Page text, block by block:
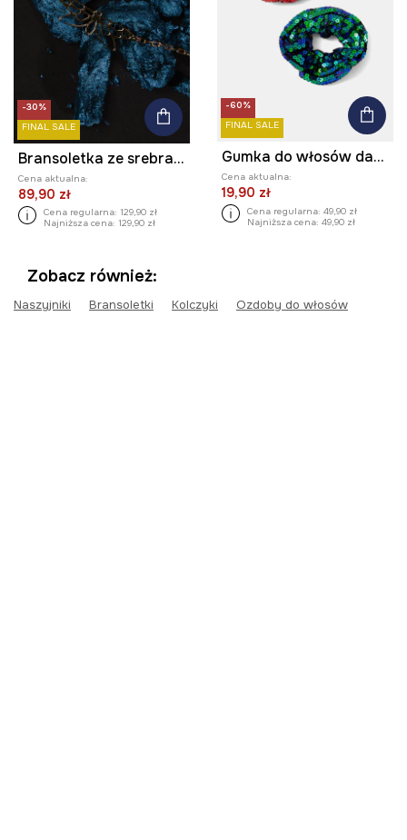
-30%
FINAL SALE
Bransoletka ze srebra pokrytego złotem damska Medicine x Todoro
Cena aktualna:
89,90 zł
Cena regularna: 129,90 zł
Najniższa cena: 129,90 zł
-60%
FINAL SALE
Gumka do włosów damska z cekinami (2-pack)
Cena aktualna:
19,90 zł
Cena regularna: 49,90 zł
Najniższa cena: 49,90 zł
Zobacz również:
Naszyjniki Bransoletki Kolczyki Ozdoby do włosów